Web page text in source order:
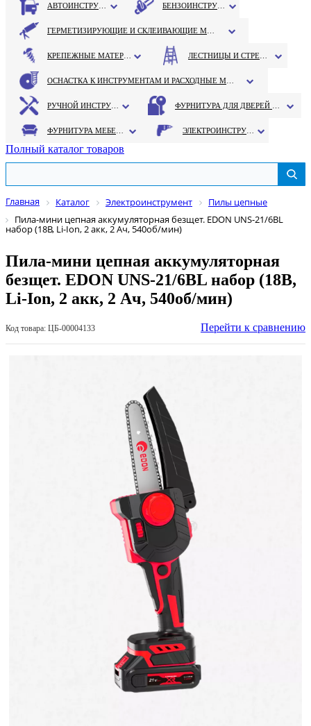
Полный каталог товаров
Главная Каталог Электроинструмент
Пилы цепные
Пила-мини цепная аккумуляторная безщет. EDON UNS-21/6BL
набор (18В, Li-Ion, 2 акк, 2 Ач, 540об/мин)
Пила-мини цепная аккумуляторная
безщет. EDON UNS-21/6BL набор (18В,
Li-Ion, 2 акк, 2 Ач, 540об/мин)
Код товара: ЦБ-00004133 Перейти к сравнению